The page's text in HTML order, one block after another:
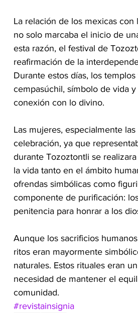
La relación de los mexicas con
no solo marcaba el inicio de
esta razón, el festival de
reafirmación de la
Durante estos días, los
cempasúchil, símbolo de vida
conexión con lo divino.
Las mujeres, especialmente
celebración, ya que
durante Tozoztontli se
la vida tanto en el ámbito
ofrendas simbólicas como
componente de purificación:
penitencia para honrar a los
Aunque los sacrificios
ritos eran mayormente
naturales. Estos rituales eran
necesidad de mantener el
comunidad.
#revistainsignia